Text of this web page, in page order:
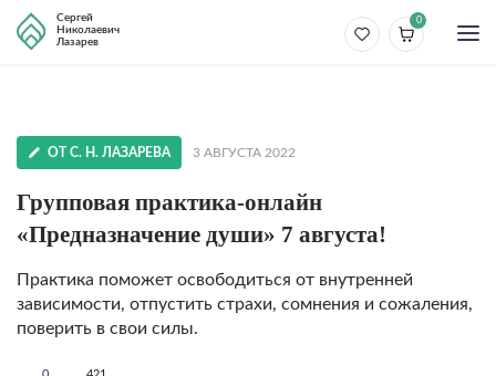
Сергей
Николаевич
Лазарев
0
ОТ С. Н. ЛАЗАРЕВА 3 АВГУСТА 2022
Групповая практика-онлайн
«Предназначение души» 7 августа!
Практика поможет освободиться от внутренней
зависимости, отпустить страхи, сомнения и сожаления,
поверить в свои силы.